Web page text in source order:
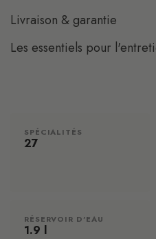
Livraison & garantie
Les essentiels pour
SPÉCIALITÉS
27
RÉSERVOIR D'EAU
1.9 l